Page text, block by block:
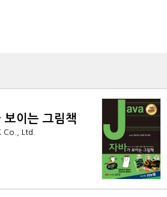
는 그림책
Co., Ltd.